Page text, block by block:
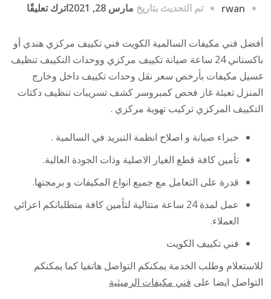
rwan تم التحديث بتاريخ مارس 28, 2021 اترك تعليقًا
24
أفضل فني مكيفات السالمية الكويت فني تكييف مركزي هندي أو
باكستاني 24 ساعة صيانة تكييف مركزي ووحدات التكييف تنظيف
غسيل مكيفات بأرخص سعر نقل وحدات تكييف داخل وخارج
المنزل تعبئة غاز فحص كمبروسر كشف تسريبات تنظيف دكتات
التكييف المركزي تركيب تهوية مركزي .
خبراء صيانة و اصلاح انظمة التبريد في السالمية .
تأمين كافة قطع الغيار الاصلية وذات الجودة العالية.
قدرة على التعامل مع جميع انواع المكيفات و برمجتها.
عمل لمدة 24 ساعة متتالية لتأمين كافة متطلباتكم اعزائي
العملاء.
فني تكييف الكويت
للاستعلام وطلب الخدمة يمكنكم التواصل هاتفيا كما يمكنكم
التواصل ايضا على فني مكيفات الرميثية